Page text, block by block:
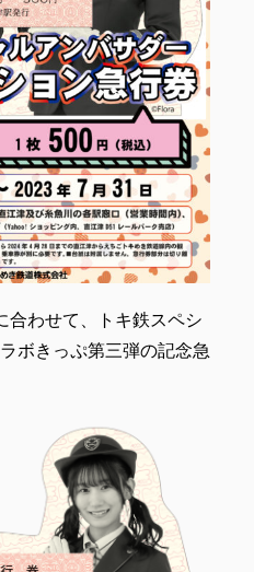
合わせて、トキ鉄スペシ
ボきっぷ第三弾の記念急